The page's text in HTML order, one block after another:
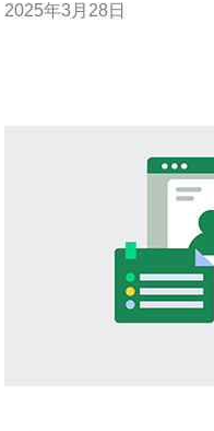
先，您需要检查您的网络
2025年3月28日